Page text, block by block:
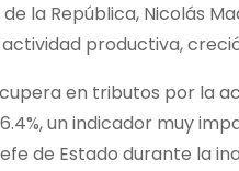
la República, Nicolás
productiva,
en tributos por la
un indicador muy
de Estado durante la